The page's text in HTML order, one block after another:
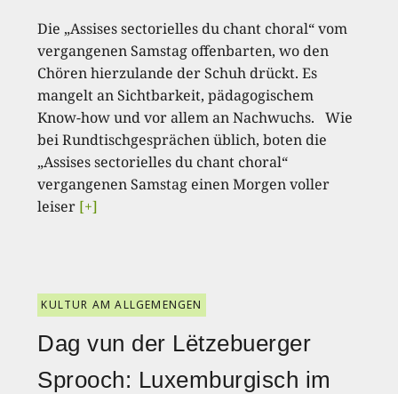
Die „Assises sectorielles du chant choral“ vom
vergangenen Samstag offenbarten, wo den
Chören hierzulande der Schuh drückt. Es
mangelt an Sichtbarkeit, pädagogischem
Know-how und vor allem an Nachwuchs. Wie
bei Rundtischgesprächen üblich, boten die
„Assises sectorielles du chant choral“
vergangenen Samstag einen Morgen voller
leiser [+]
KULTUR AM ALLGEMENGEN
Dag vun der Lëtzebuerger
Sprooch: Luxemburgisch im